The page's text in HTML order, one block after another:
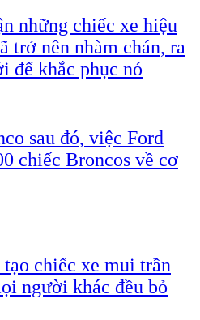
những chiếc xe hiệu
trở nên nhàm chán, ra
để khắc phục nó
sau đó, việc Ford
chiếc Broncos về cơ
chiếc xe mui trần
người khác đều bỏ